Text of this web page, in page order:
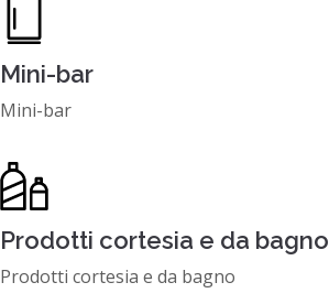
Mini-bar
Mini-bar
Prodotti cortesia e da bagno
Prodotti cortesia e da bagno